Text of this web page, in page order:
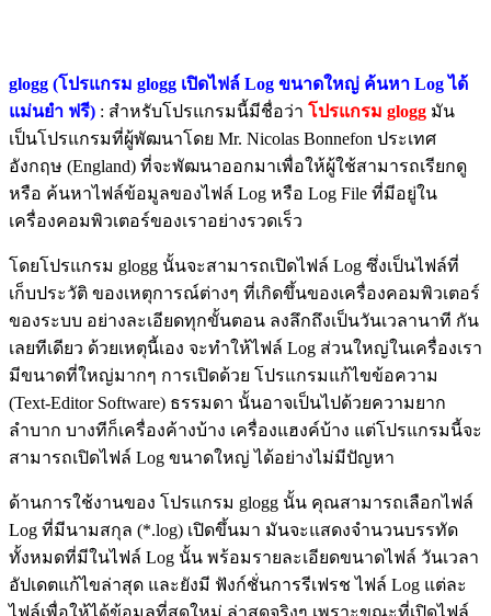
glogg (โปรแกรม glogg เปิดไฟล์ Log ขนาดใหญ่ ค้นหา Log ได้
แม่นยำ ฟรี) : สำหรับโปรแกรมนี้มีชื่อว่า โปรแกรม glogg มัน
เป็นโปรแกรมที่ผู้พัฒนาโดย Mr. Nicolas Bonnefon ประเทศ
อังกฤษ (England) ที่จะพัฒนาออกมาเพื่อให้ผู้ใช้สามารถเรียกดู
หรือ ค้นหาไฟล์ข้อมูลของไฟล์ Log หรือ Log File ที่มีอยู่ใน
เครื่องคอมพิวเตอร์ของเราอย่างรวดเร็ว
โดยโปรแกรม glogg นั้นจะสามารถเปิดไฟล์ Log ซึ่งเป็นไฟล์ที่
เก็บประวัติ ของเหตุการณ์ต่างๆ ที่เกิดขึ้นของเครื่องคอมพิวเตอร์
ของระบบ อย่างละเอียดทุกขั้นตอน ลงลึกถึงเป็นวันเวลานาที กัน
เลยทีเดียว ด้วยเหตุนี้เอง จะทำให้ไฟล์ Log ส่วนใหญ่ในเครื่องเรา
มีขนาดที่ใหญ่มากๆ การเปิดด้วย โปรแกรมแก้ไขข้อความ
(Text-Editor Software) ธรรมดา นั้นอาจเป็นไปด้วยความยาก
ลำบาก บางทีก็เครื่องค้างบ้าง เครื่องแฮงค์บ้าง แต่โปรแกรมนี้จะ
สามารถเปิดไฟล์ Log ขนาดใหญ่ ได้อย่างไม่มีปัญหา
ด้านการใช้งานของ โปรแกรม glogg นั้น คุณสามารถเลือกไฟล์
Log ที่มีนามสกุล (*.log) เปิดขึ้นมา มันจะแสดงจำนวนบรรทัด
ทั้งหมดที่มีในไฟล์ Log นั้น พร้อมรายละเอียดขนาดไฟล์ วันเวลา
อัปเดตแก้ไขล่าสุด และยังมี ฟังก์ชั่นการรีเฟรช ไฟล์ Log แต่ละ